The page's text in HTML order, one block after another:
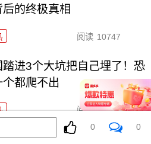
后的终极真相
阅读 10747
踏进3个大坑把自己埋了！恐
个都爬不出
阅读 17234
封信捅破天！美军五艘驱
0 0